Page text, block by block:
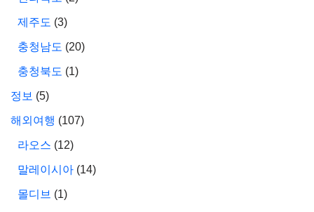
제주도 (3)
충청남도 (20)
충청북도 (1)
정보 (5)
해외여행 (107)
라오스 (12)
말레이시아 (14)
몰디브 (1)